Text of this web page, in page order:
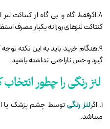
8.اگرفقط گاه و بی گاه از کنتاکت
کنتاکت لنزهای روزانه یکبار مصرف
9.هنگام خرید باید به این نکته توجه
گیرد و حس ناراحتی نداشته باشید.
لنز رنگی را چطور
1. ا گرلنز رنگی توسط چشم پزشک یا
میباشد.